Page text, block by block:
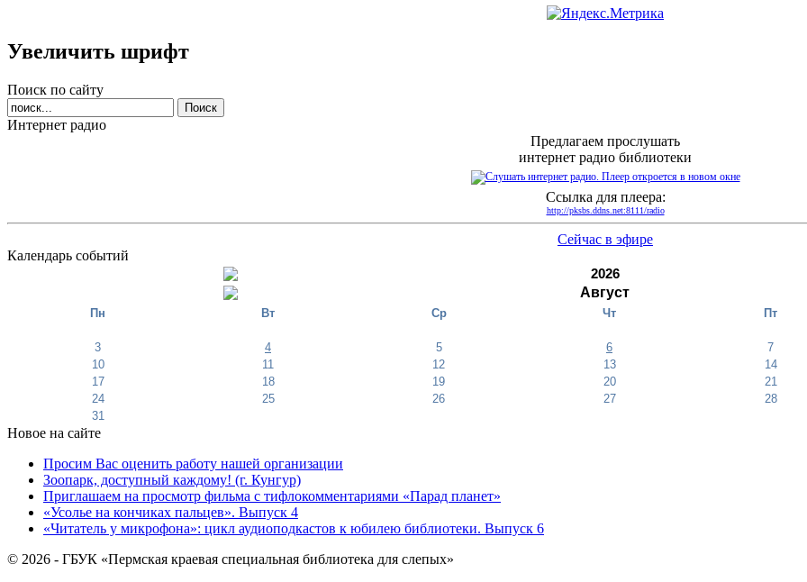
Увеличить шрифт
Поиск по сайту
Интернет радио
Предлагаем прослушать
интернет радио библиотеки
Ссылка для плеера:
http://pksbs.ddns.net:8111/radio
Сейчас в эфире
Календарь событий
2026
Август
Пн Вт Ср Чт Пт
3
4 5 6 7
10
11 12 13 14
17
18 19 20 21
24
25 26 27 28
31
Новое на сайте
Просим Вас оценить работу нашей организации
Зоопарк, доступный каждому! (г. Кунгур)
Приглашаем на просмотр фильма с тифлокомментариями «Парад планет»
«Усолье на кончиках пальцев». Выпуск 4
«Читатель у микрофона»: цикл аудиоподкастов к юбилею библиотеки. Выпуск 6
© 2026 - ГБУК «Пермская краевая специальная библиотека для слепых»